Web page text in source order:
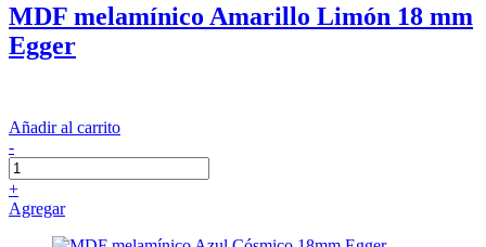
MDF melamínico Amarillo Limón 18 mm
Egger
Añadir al carrito
-
+
Agregar